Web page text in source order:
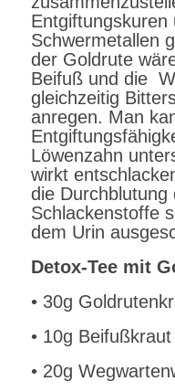
Entgiftungskuren
Schwermetallen
der Goldrute
Beifuß und die
gleichzeitig
anregen. Man
Löwenzahn
wirkt
die
Schlackenstoffe
dem Urin
Detox-Tee mit
• 30g
• 10g
• 20g